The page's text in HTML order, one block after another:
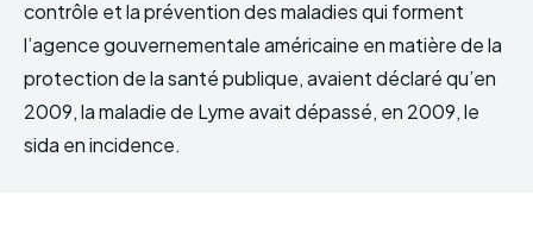
contrôle et la prévention des maladies qui forment
l’agence gouvernementale américaine en matière de la
protection de la santé publique, avaient déclaré qu’en
2009, la maladie de Lyme avait dépassé, en 2009, le
sida en incidence.